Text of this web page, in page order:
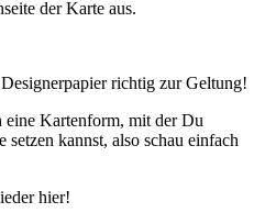
der Karte aus.
richtig zur Geltung!
Kartenform, mit der Du
setzen kannst, also schau einfach
hier!